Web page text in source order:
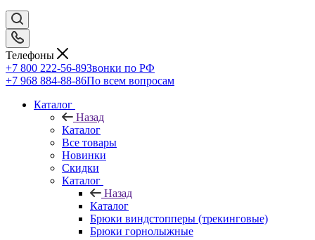
Телефоны
+7 800 222-56-89Звонки по РФ
+7 968 884-88-86По всем вопросам
Каталог
Назад
Каталог
Все товары
Новинки
Скидки
Каталог
Назад
Каталог
Брюки виндстопперы (трекинговые)
Брюки горнолыжные